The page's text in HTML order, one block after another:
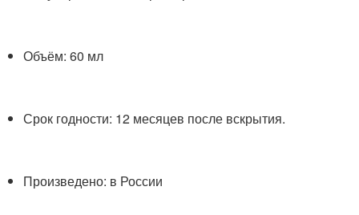
Объём: 60 мл
Срок годности: 12 месяцев после вскрытия.
Произведено: в России